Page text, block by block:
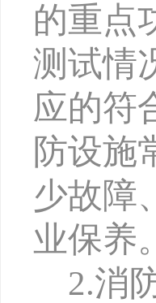
的重点
测试情
应的符
防设施
少故障
业保养。
2.消